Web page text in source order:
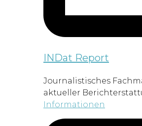
INDat Report
Journalistisches
aktueller
Informationen